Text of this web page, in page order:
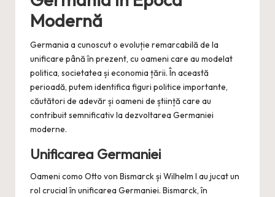
Modernă
Germania a cunoscut o evoluție remarcabilă de la
unificare până în prezent, cu oameni care au modelat
politica, societatea și economia țării. În această
perioadă, putem identifica figuri politice importante,
căutători de adevăr și oameni de știință care au
contribuit semnificativ la dezvoltarea Germaniei
moderne.
Unificarea Germaniei
Oameni como Otto von Bismarck și Wilhelm I au jucat un
rol crucial în unificarea Germaniei. Bismarck, în